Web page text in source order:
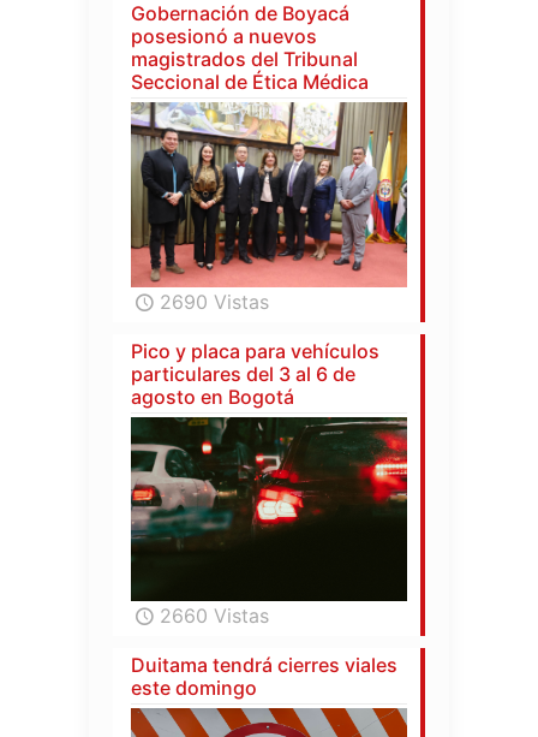
Gobernación de Boyacá
posesionó a nuevos
magistrados del Tribunal
Seccional de Ética Médica
2690 Vistas
Pico y placa para vehículos
particulares del 3 al 6 de
agosto en Bogotá
2660 Vistas
Duitama tendrá cierres viales
este domingo